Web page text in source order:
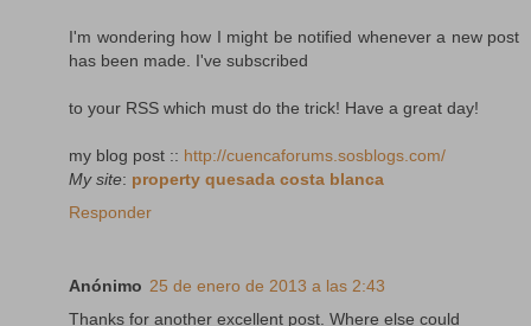
I'm wondering how I might be notified whenever a new post
has been made. I've subscribed
to your RSS which must do the trick! Have a great day!
my blog post :: http://cuencaforums.sosblogs.com/
My site: property quesada costa blanca
Responder
Anónimo 25 de enero de 2013 a las 2:43
Thanks for another excellent post. Where else could